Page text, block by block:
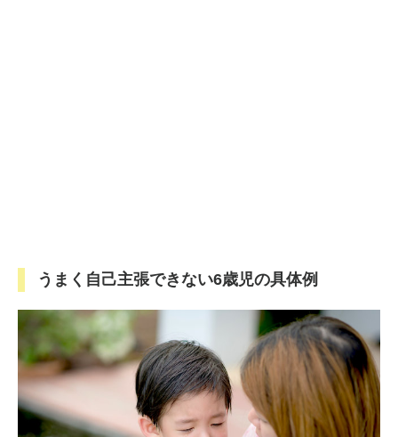
うまく自己主張できない6歳児の具体例